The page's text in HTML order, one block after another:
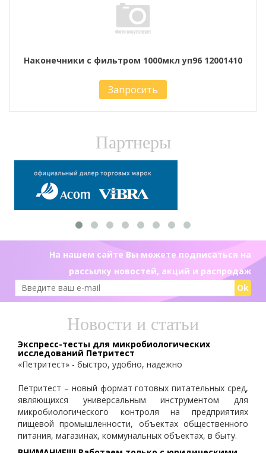
Наконечники с фильтром 1000мкл уп96 12001410
Запросить
Партнеры
На нашем сайте Вы можете подписаться на
рассылку новостей, акций и распродаж
Ok
Новости и статьи
Экспресс-тесты для микробиологических
исследований Петритест
«Петритест» - быстро, удобно, надежно
Петритест – новый формат готовых питательных сред,
являющихся универсальным инструментом для
микробиологического контроля на предприятиях
пищевой промышленности, объектах общественного
питания, магазинах, коммунальных объектах, в быту.